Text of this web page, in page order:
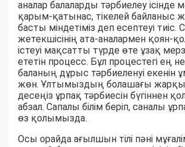
аналар балаларды тәрбиелеу ісінде
қарым-қатынас, тікелей байланыс
басты міндетіміз деп есептеуі
жетекшісінің ата-аналармен қоян-
істеуі мақсатты түрде өте ұзақ
ететін процесс. Бұл процестегі ең
баланың дұрыс тәрбиеленуі екенін
жөн. Ұлтымыздың болашағы
десеңіз ұрпақ тәрбиесін бүгіннен
абзал. Сапалы білім беріп, саналы
өз қолымызда.
Осы орайда ағылшын тілі пәні